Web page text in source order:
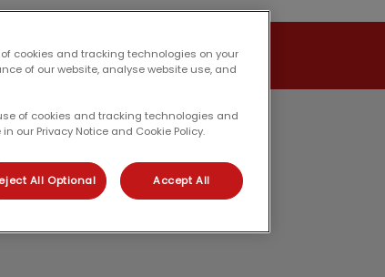
Notdienst Kontakt
cookies and tracking technologies on your
of our website, analyse website use, and
of cookies and tracking technologies and
our Privacy Notice and Cookie Policy.
All Optional Accept All